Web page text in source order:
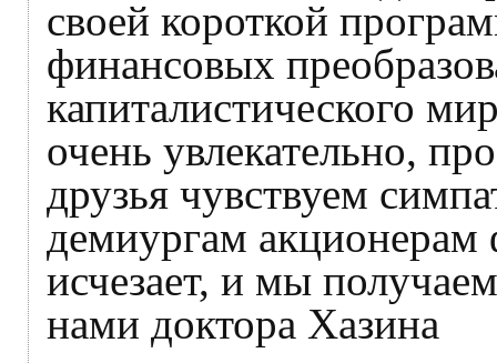
своей короткой
финансовых
капиталистического
очень увлекательно,
друзья чувствуем
демиургам
исчезает, и мы
нами доктора Хазина